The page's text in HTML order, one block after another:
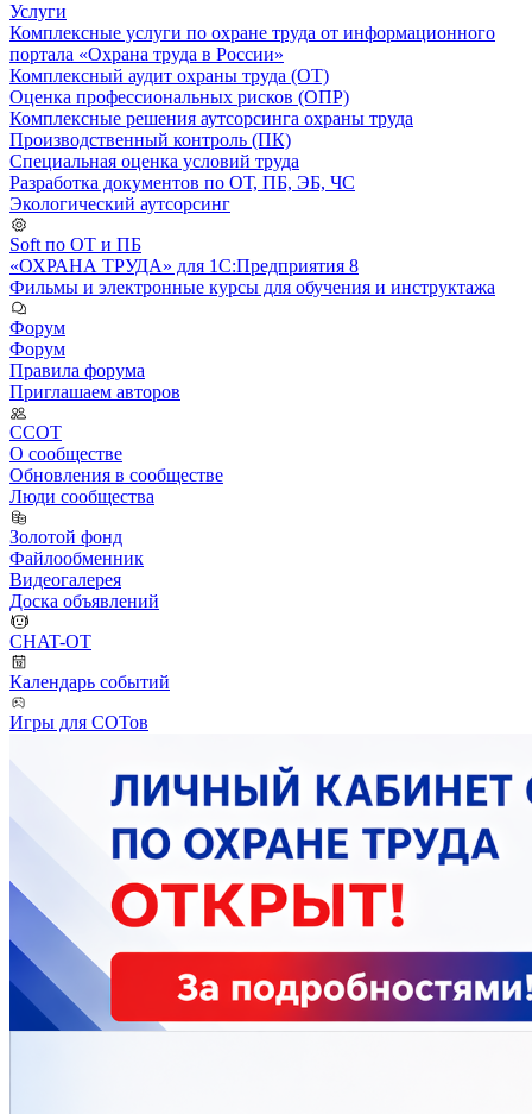
Услуги
Комплексные услуги по охране труда от информационного
портала «Охрана труда в России»
Комплексный аудит охраны труда (ОТ)
Оценка профессиональных рисков (ОПР)
Комплексные решения аутсорсинга охраны труда
Производственный контроль (ПК)
Специальная оценка условий труда
Разработка документов по ОТ, ПБ, ЭБ, ЧС
Экологический аутсорсинг
Soft по ОТ и ПБ
«ОХРАНА ТРУДА» для 1С:Предприятия 8
Фильмы и электронные курсы для обучения и инструктажа
Форум
Форум
Правила форума
Приглашаем авторов
ССОТ
О сообществе
Обновления в сообществе
Люди сообщества
Золотой фонд
Файлообменник
Видеогалерея
Доска объявлений
CHAT-OT
Календарь событий
Игры для СОТов